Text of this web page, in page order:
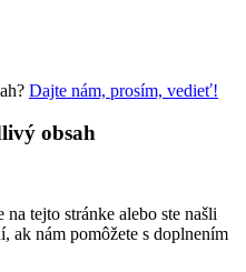
Dajte nám, prosím, vedieť!
obsah
tejto stránke alebo ste našli
ak nám pomôžete s doplnením